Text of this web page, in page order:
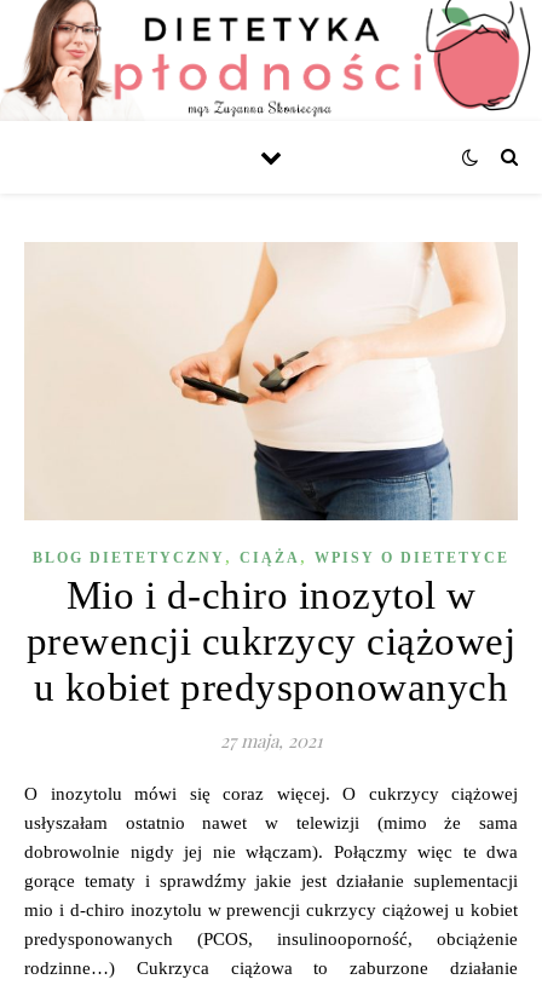
BLOG DIETETYCZNY , CIĄŻA , WPISY O DIETETYCE
Mio i d-chiro inozytol w
prewencji cukrzycy ciążowej
u kobiet predysponowanych
27 maja, 2021
O inozytolu mówi się coraz więcej. O cukrzycy ciążowej
usłyszałam ostatnio nawet w telewizji (mimo że sama
dobrowolnie nigdy jej nie włączam). Połączmy więc te dwa
gorące tematy i sprawdźmy jakie jest działanie suplementacji
mio i d-chiro inozytolu w prewencji cukrzycy ciążowej u kobiet
predysponowanych (PCOS, insulinooporność, obciążenie
rodzinne…) Cukrzyca ciążowa to zaburzone działanie